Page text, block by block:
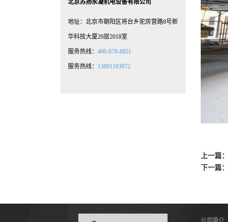
北京苏扬永凝机电设备有限公司
地址：北京市朝阳区将台乡驼房营路8号新
华科技大厦20层2018室
服务热线： 400-678-8851
服务热线： 13801193972
上一篇：
下一篇：
公司简介